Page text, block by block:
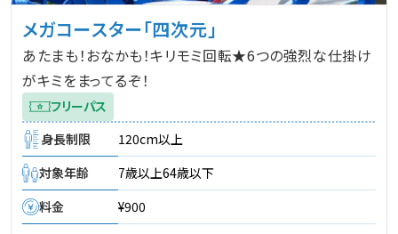
メガコースター「四次元」
あたまも！おなかも！キリモミ回転★6つの強烈な仕掛け
がキミをまってるぞ！
フリーパス
身長制限
120cm以上
対象年齢
7歳以上64歳以下
料金
¥900